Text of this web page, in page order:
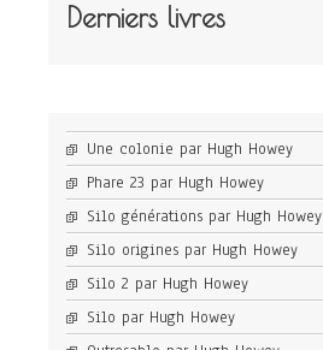
Derniers livres
Une colonie par Hugh Howey
Phare 23 par Hugh Howey
Silo générations par Hugh Howey
Silo origines par Hugh Howey
Silo 2 par Hugh Howey
Silo par Hugh Howey